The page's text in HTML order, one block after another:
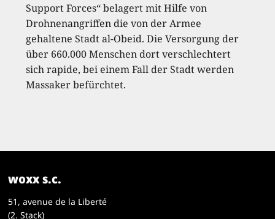
Support Forces“ belagert mit Hilfe von
Drohnenangriffen die von der Armee
gehaltene Stadt al-Obeid. Die Versorgung der
über 660.000 Menschen dort verschlechtert
sich rapide, bei einem Fall der Stadt werden
Massaker befürchtet.
woxx s.c.
51, avenue de la Liberté
(2. Stack)